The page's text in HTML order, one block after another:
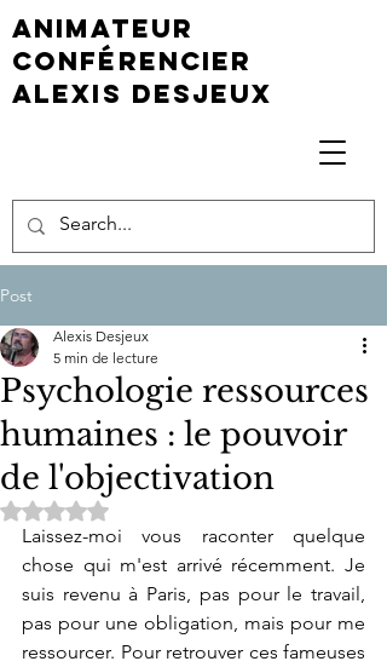
animateur
conférencier
Alexis Desjeux
Post
Psychologie ressources
humaines : le pouvoir
de l'objectivation
Alexis Desjeux
5 min de lecture
Noté NaN étoiles sur 5.
Laissez-moi vous raconter quelque
chose qui m'est arrivé récemment. Je
suis revenu à Paris, pas pour le travail,
pas pour une obligation, mais pour me
ressourcer. Pour retrouver ces fameuses